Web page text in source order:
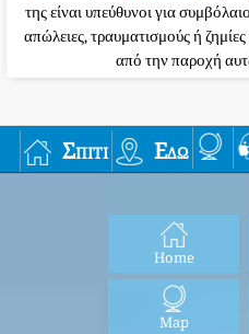
της είναι υπεύθυνοι για
απώλειες, τραυματισμούς ή
από την παροχή
Σπίτι Εδώ
Home
Map